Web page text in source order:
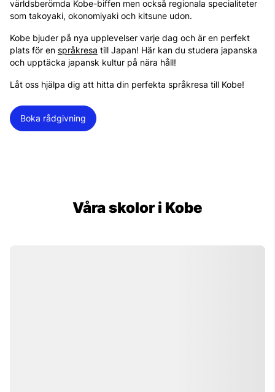
världsberömda Kobe-biffen men också regionala specialiteter
som takoyaki, okonomiyaki och kitsune udon.
Kobe bjuder på nya upplevelser varje dag och är en perfekt
plats för en språkresa till Japan! Här kan du studera japanska
och upptäcka japansk kultur på nära håll!
Låt oss hjälpa dig att hitta din perfekta språkresa till Kobe!
Boka rådgivning
Våra skolor i Kobe